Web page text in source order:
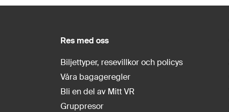
Res med oss
Biljettyper, resevillkor och policys
Våra bagageregler
Bli en del av Mitt VR
Gruppresor